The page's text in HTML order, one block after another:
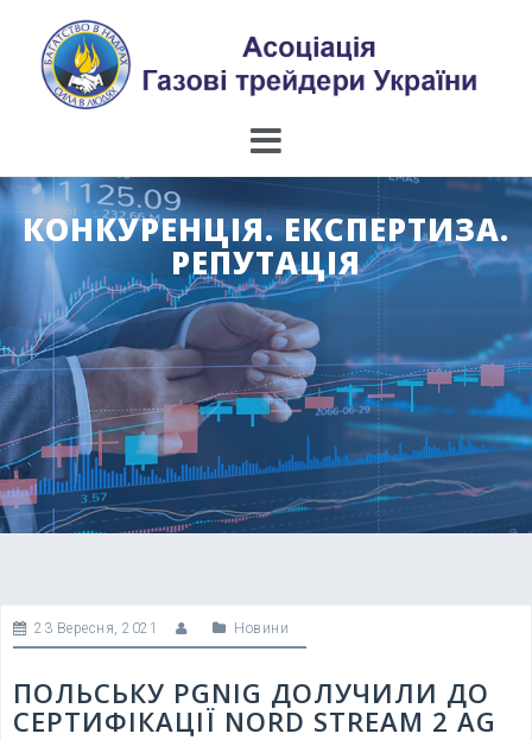
content
КОНКУРЕНЦІЯ. ЕКСПЕРТИЗА.
РЕПУТАЦІЯ
23 Вересня, 2021 Новини
ПОЛЬСЬКУ PGNIG ДОЛУЧИЛИ ДО
СЕРТИФІКАЦІЇ NORD STREAM 2 AG